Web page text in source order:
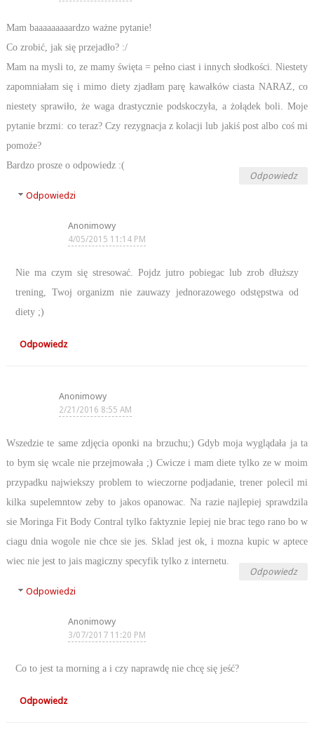
Mam baaaaaaaaardzo ważne pytanie!
Co zrobić, jak się przejadło? :/
Mam na mysli to, ze mamy święta = pełno ciast i innych słodkości. Niestety
zapomniałam się i mimo diety zjadłam parę kawałków ciasta NARAZ, co
niestety sprawiło, że waga drastycznie podskoczyła, a żołądek boli. Moje
pytanie brzmi: co teraz? Czy rezygnacja z kolacji lub jakiś post albo coś mi
pomoże?
Bardzo prosze o odpowiedz :(
Odpowiedz
Odpowiedzi
Anonimowy
4/05/2015 11:14 PM
Nie ma czym się stresować. Pojdz jutro pobiegac lub zrob dłuższy
trening, Twoj organizm nie zauwazy jednorazowego odstępstwa od
diety ;)
Odpowiedz
Anonimowy
2/21/2016 8:55 AM
Wszedzie te same zdjęcia oponki na brzuchu;) Gdyb moja wyglądała ja ta
to bym się wcale nie przejmowała ;) Cwicze i mam diete tylko ze w moim
przypadku najwiekszy problem to wieczorne podjadanie, trener polecil mi
kilka supelemntow zeby to jakos opanowac. Na razie najlepiej sprawdzila
sie Moringa Fit Body Contral tylko faktyznie lepiej nie brac tego rano bo w
ciagu dnia wogole nie chce sie jes. Sklad jest ok, i mozna kupic w aptece
wiec nie jest to jais magiczny specyfik tylko z internetu.
Odpowiedz
Odpowiedzi
Anonimowy
3/07/2017 11:20 PM
Co to jest ta morning a i czy naprawdę nie chcę się jeść?
Odpowiedz